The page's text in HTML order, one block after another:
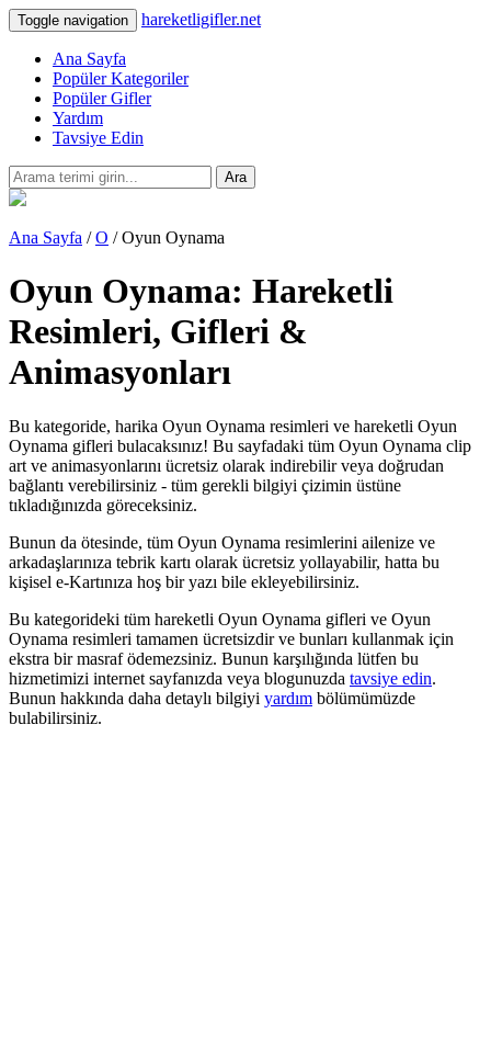
Toggle navigation hareketligifler.net
Ana Sayfa
Popüler Kategoriler
Popüler Gifler
Yardım
Tavsiye Edin
Ara
Ana Sayfa /O / Oyun Oynama
Oyun Oynama: Hareketli
Resimleri, Gifleri &
Animasyonları
Bu kategoride, harika Oyun Oynama resimleri ve hareketli Oyun
Oynama gifleri bulacaksınız! Bu sayfadaki tüm Oyun Oynama clip
art ve animasyonlarını ücretsiz olarak indirebilir veya doğrudan
bağlantı verebilirsiniz - tüm gerekli bilgiyi çizimin üstüne
tıkladığınızda göreceksiniz.
Bunun da ötesinde, tüm Oyun Oynama resimlerini ailenize ve
arkadaşlarınıza tebrik kartı olarak ücretsiz yollayabilir, hatta bu
kişisel e-Kartınıza hoş bir yazı bile ekleyebilirsiniz.
Bu kategorideki tüm hareketli Oyun Oynama gifleri ve Oyun
Oynama resimleri tamamen ücretsizdir ve bunları kullanmak için
ekstra bir masraf ödemezsiniz. Bunun karşılığında lütfen bu
hizmetimizi internet sayfanızda veya blogunuzda tavsiye edin.
Bunun hakkında daha detaylı bilgiyi yardım bölümümüzde
bulabilirsiniz.